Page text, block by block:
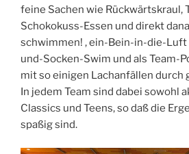
feine Sachen wie Rückwärtskraul,
Schokokuss-Essen und direkt
schwimmen! , ein-Bein-in-die-
und-Socken-Swim und als Team-
mit so einigen Lachanfällen durch
In jedem Team sind dabei sowohl
Classics und Teens, so daß die
spaßig sind.